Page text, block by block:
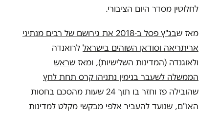
לחלוטין מסדר היום הציבורי.
מאז ש
בג"ץ פסל ב-2018 את גירושם של רבים מנתיני
אריתריאה וסודאן השוהים בישראל לרואנדה
ולאוגנדה (המדינות השלישיות), ומאז שראש
הממשלה לשעבר בנימין נתניהו קרס תחת לחץ
שהובילה פז וחזר בו תוך 24 שעות מהסכם בחסות
האו"ם, שנועד להעביר אלפי מבקשי מקלט למדינות